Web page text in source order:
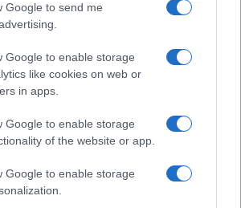
Google to send me
Google to enable storage
like cookies on web or
in apps.
Google to enable storage
of the website or app.
Google to enable storage
ci permette di restare
propagandistica quasi
insomma se la Ue vi
modi più demenziali e
è bella la Ue, è Ventotene,
è Sant’Egidio e l’utopia perenne,
“pacifismo magnifico,
alle persone”. Sì, certo, e
illusioni, viviamo di